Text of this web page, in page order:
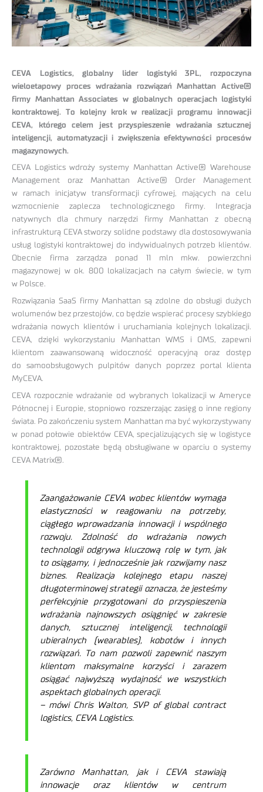
CEVA Logistics, globalny lider logistyki 3PL, rozpoczyna
wieloetapowy proces wdrażania rozwiązań Manhattan Active®
firmy Manhattan Associates w globalnych operacjach logistyki
kontraktowej. To kolejny krok w realizacji programu innowacji
CEVA, którego celem jest przyspieszenie wdrażania sztucznej
inteligencji, automatyzacji i zwiększenia efektywności procesów
magazynowych.
CEVA Logistics wdroży systemy Manhattan Active® Warehouse
Management oraz Manhattan Active® Order Management
w ramach inicjatyw transformacji cyfrowej, mających na celu
wzmocnienie zaplecza technologicznego firmy. Integracja
natywnych dla chmury narzędzi firmy Manhattan z obecną
infrastrukturą CEVA stworzy solidne podstawy dla dostosowywania
usług logistyki kontraktowej do indywidualnych potrzeb klientów.
Obecnie firma zarządza ponad 11 mln mkw. powierzchni
magazynowej w ok. 800 lokalizacjach na całym świecie, w tym
w Polsce.
Rozwiązania SaaS firmy Manhattan są zdolne do obsługi dużych
wolumenów bez przestojów, co będzie wspierać procesy szybkiego
wdrażania nowych klientów i uruchamiania kolejnych lokalizacji.
CEVA, dzięki wykorzystaniu Manhattan WMS i OMS, zapewni
klientom zaawansowaną widoczność operacyjną oraz dostęp
do samoobsługowych pulpitów danych poprzez portal klienta
MyCEVA.
CEVA rozpocznie wdrażanie od wybranych lokalizacji w Ameryce
Północnej i Europie, stopniowo rozszerzając zasięg o inne regiony
świata. Po zakończeniu system Manhattan ma być wykorzystywany
w ponad połowie obiektów CEVA, specjalizujących się w logistyce
kontraktowej, pozostałe będą obsługiwane w oparciu o systemy
CEVA Matrix®.
Zaangażowanie CEVA wobec klientów wymaga
elastyczności w reagowaniu na potrzeby,
ciągłego wprowadzania innowacji i wspólnego
rozwoju. Zdolność do wdrażania nowych
technologii odgrywa kluczową rolę w tym, jak
to osiągamy, i jednocześnie jak rozwijamy nasz
biznes. Realizacja kolejnego etapu naszej
długoterminowej strategii oznacza, że jesteśmy
perfekcyjnie przygotowani do przyspieszenia
wdrażania najnowszych osiągnięć w zakresie
danych, sztucznej inteligencji, technologii
ubieralnych (wearables), kobotów i innych
rozwiązań. To nam pozwoli zapewnić naszym
klientom maksymalne korzyści i zarazem
osiągać najwyższą wydajność we wszystkich
aspektach globalnych operacji.
– mówi Chris Walton, SVP of global contract
logistics, CEVA Logistics.
Zarówno Manhattan, jak i CEVA stawiają
innowacje oraz klientów w centrum